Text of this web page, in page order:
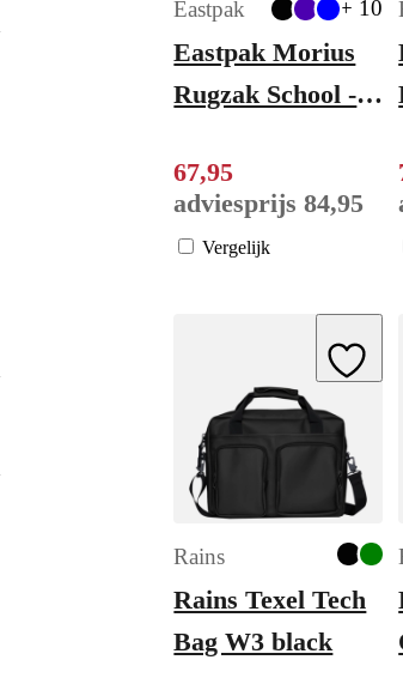
+ 10
Eastpak
Eastpak Morius
Rugzak School -
refleks stripe
black
67,95
adviesprijs84,95
Vergelijk
Add to
Rains
Rains Texel Tech
Bag W3 black